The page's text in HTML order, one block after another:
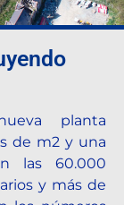
planta
de m2 y una
las 60.000
y más de